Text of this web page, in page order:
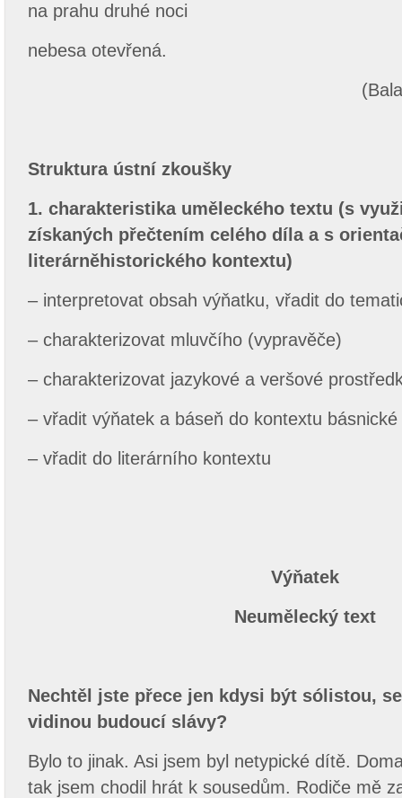
na prahu druhé noci
nebesa otevřená.
Struktura ústní zkoušky
1. charakteristika uměleckého textu (s
získaných přečtením celého díla a s
literárněhistorického kontextu)
– interpretovat obsah výňatku, vřadit do
– charakterizovat mluvčího (vypravěče)
– charakterizovat jazykové a veršové
– vřadit výňatek a báseň do kontextu
– vřadit do literárního kontextu
Výňatek
Neumělecký text
Nechtěl jste přece jen kdysi být sólistou,
vidinou budoucí slávy?
Bylo to jinak. Asi jsem byl netypické dítě.
tak jsem chodil hrát k sousedům. Rodiče mě